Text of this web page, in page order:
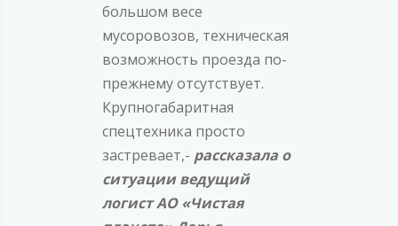
большом весе
мусоровозов, техническая
возможность проезда по-
прежнему отсутствует.
Крупногабаритная
спецтехника просто
застревает,- рассказала о
ситуации ведущий
логист АО «Чистая